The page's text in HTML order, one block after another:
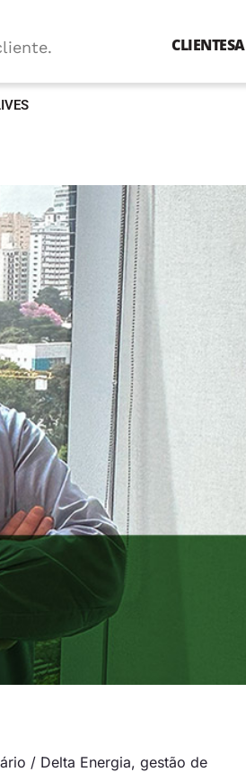
CLIENTESA
/ Delta Energia, gestão de